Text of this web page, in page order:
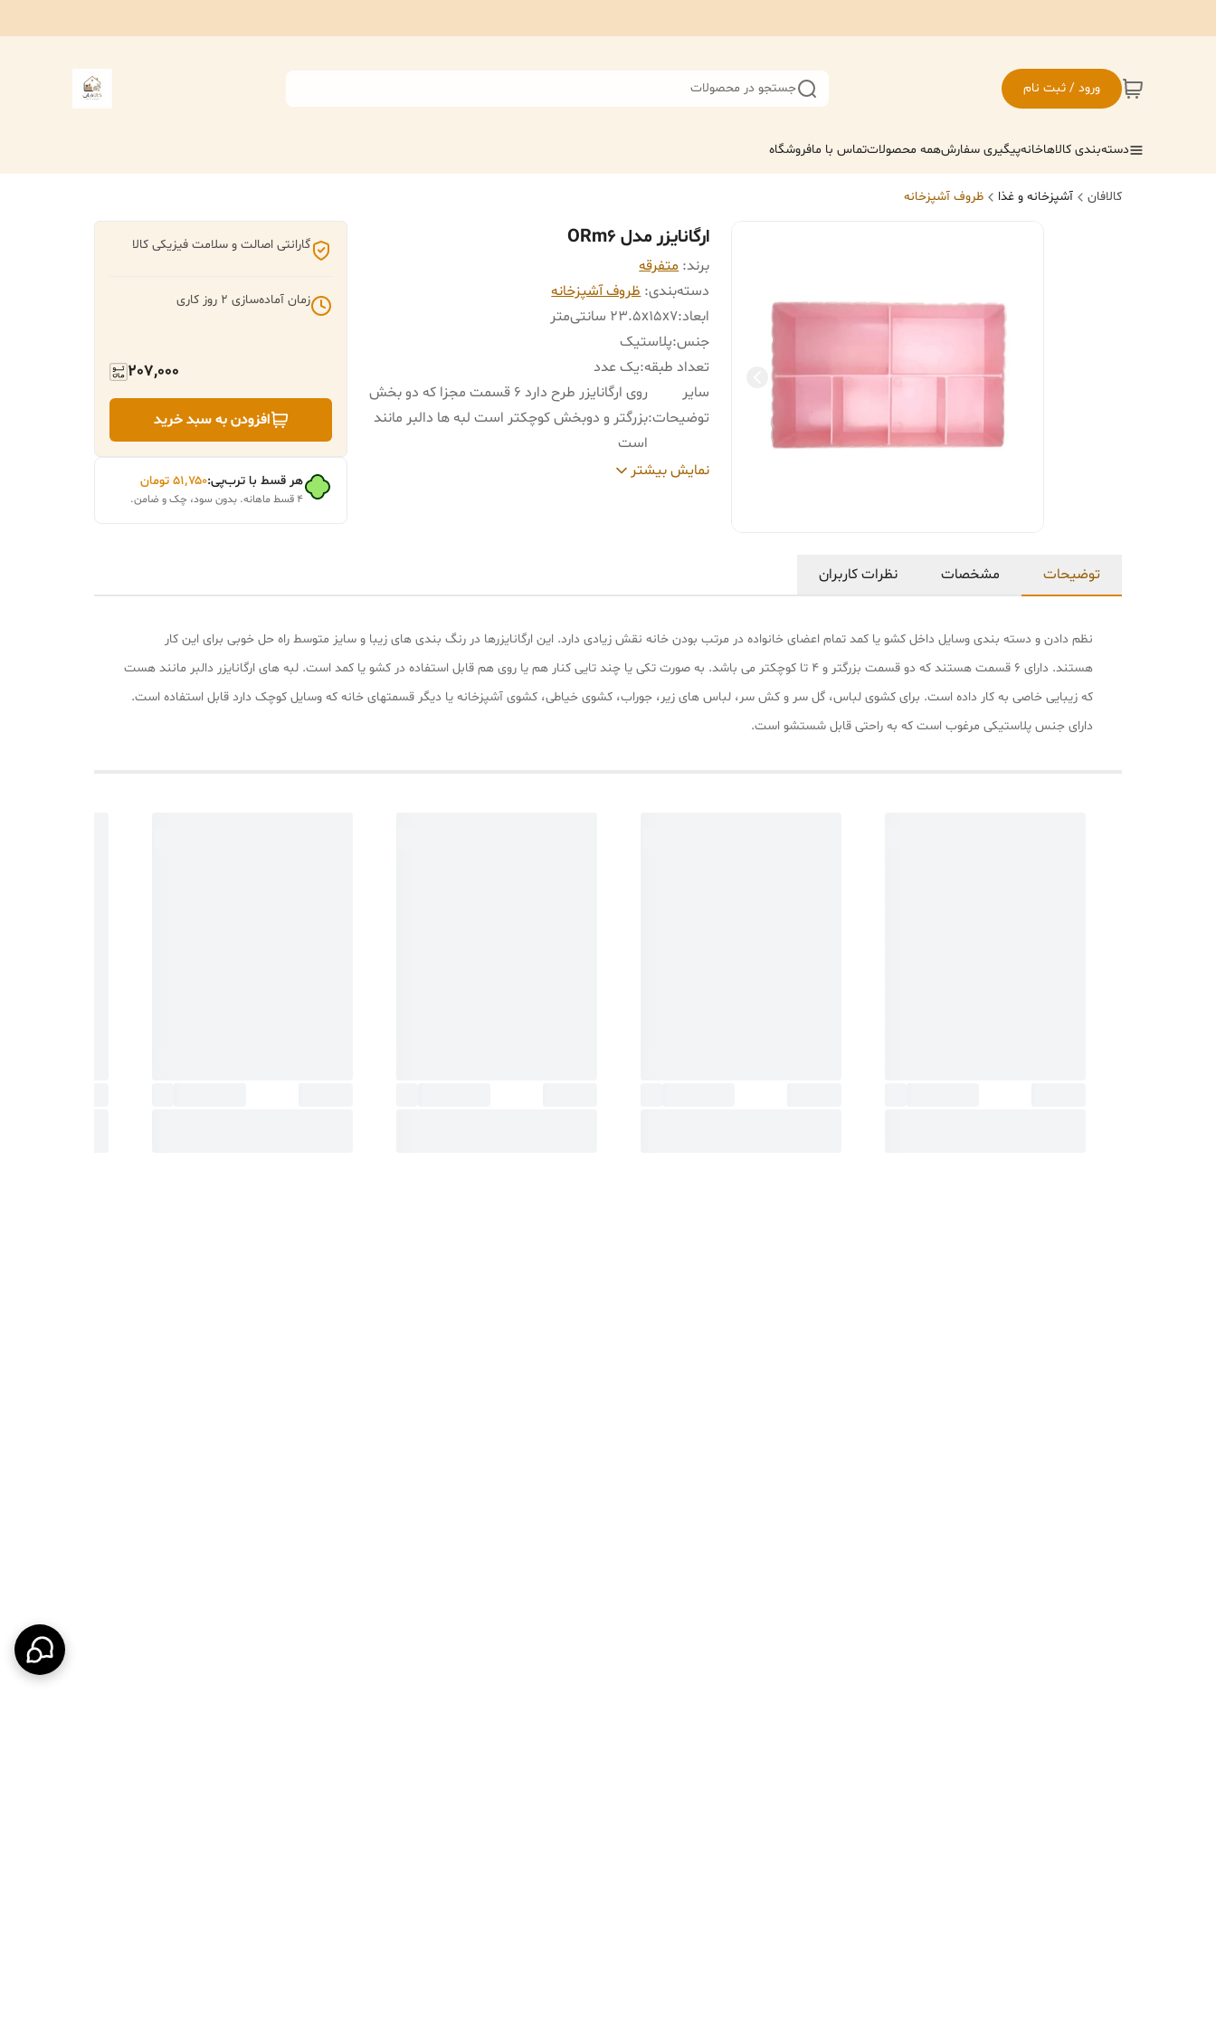
ورود / ثبت نام جستجو در محصولات
دسته‌بندی کالاهاخانهپیگیری سفارشهمه محصولاتتماس با مافروشگاه
کالافان آشپزخانه و غذا ظروف آشپزخانه
ارگانایزر مدل ORm6
برند: متفرقه
دسته‌بندی:ظروف آشپزخانه
ابعاد:23.5x15x7 سانتی‌متر
جنس:پلاستیک
تعداد طبقه:یک عدد
سایر
توضیحات:
روی ارگانایزر طرح دارد 6 قسمت مجزا که دو بخش
بزرگتر و دوبخش کوچکتر است لبه ها دالبر مانند
است
رنگ:مشکی
نمایش بیشتر
گارانتی اصالت و سلامت فیزیکی کالا
زمان آماده‌سازی 2 روز کاری
207,000
افزودن به سبد خرید
هر قسط با ترب‌پی:۵۱٬۷۵۰ تومان
۴ قسط ماهانه. بدون سود، چک و ضامن.
توضیحات مشخصات نظرات کاربران
نظم دادن و دسته بندی وسایل داخل کشو یا کمد تمام اعضای خانواده در مرتب بودن خانه نقش زیادی دارد. این ارگانایزرها در رنگ بندی های زیبا و سایز متوسط راه حل خوبی برای این کار
هستند. دارای 6 قسمت هستند که دو قسمت بزرگتر و 4 تا کوچکتر می باشد. به صورت تکی یا چند تایی کنار هم یا روی هم قابل استفاده در کشو یا کمد است. لبه های ارگانایزر دالبر مانند هست
که زیبایی خاصی به کار داده است. برای کشوی لباس، گل سر و کش سر، لباس های زیر، جوراب، کشوی خیاطی، کشوی آشپزخانه یا دیگر قسمتهای خانه که وسایل کوچک دارد قابل استفاده است.
دارای جنس پلاستیکی مرغوب است که به راحتی قابل شستشو است.